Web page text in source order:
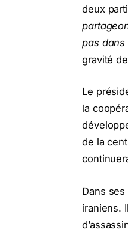
deux
pas dans
gravité
Le
la
de la
Dans
iraniens.